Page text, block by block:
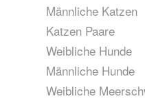
Männliche Katzen
Katzen Paare
Weibliche Hunde
Männliche Hunde
Weibliche